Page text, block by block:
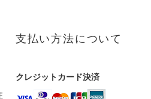
支払い方法について
クレジットカード決済